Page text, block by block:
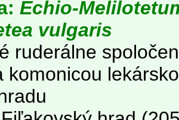
Echio-
vulgaris
ruderálne
komonicou